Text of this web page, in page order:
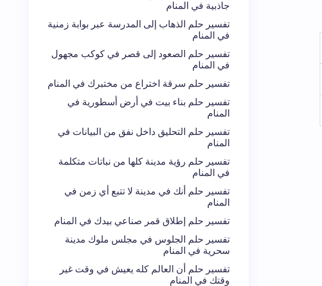
جاذبية في المنام
تفسير حلم الذهاب إلى المدرسة عبر بوابة زمنية
في المنام
تفسير حلم الصعود إلى قصر في كوكب مجهول
في المنام
تفسير حلم سرقة اختراع من مختبرك في المنام
تفسير حلم بناء بيت في أرض أسطورية في
المنام
تفسير حلم التحليق داخل نفق من البيانات في
المنام
تفسير حلم رؤية مدينة كلها من نباتات متكلمة
في المنام
تفسير حلم أنك في مدينة لا تتبع أي زمن في
المنام
تفسير حلم إطلاق قمر صناعي بيدك في المنام
تفسير حلم الجلوس في مجلس ملوك مدينة
سحرية في المنام
تفسير حلم أن العالم كله يعيش في وقت غير
وقتك في المنام